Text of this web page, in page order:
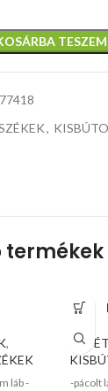
TESZEM
,
termékek
,
láb -
-pácolt